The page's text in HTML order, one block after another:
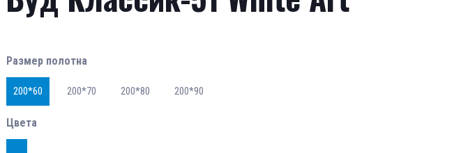
Размер полотна
200*60 200*70 200*80 200*90
Цвета